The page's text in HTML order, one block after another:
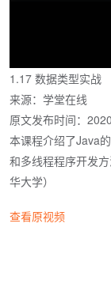
1.17 数据类型实战
来源：学堂在线
原文发布时间：
本课程介绍了Java
和多线程程序开发
华大学）
查看原视频